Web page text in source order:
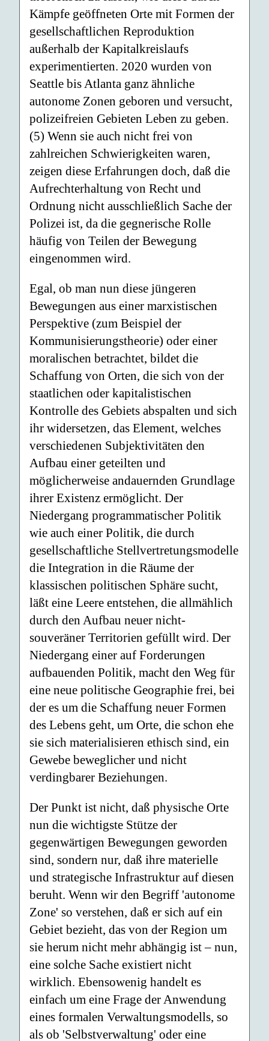
Kämpfe geöffneten Orte mit Formen der
gesellschaftlichen Reproduktion
außerhalb der Kapitalkreislaufs
experimentierten. 2020 wurden von
Seattle bis Atlanta ganz ähnliche
autonome Zonen geboren und versucht,
polizeifreien Gebieten Leben zu geben.
(5) Wenn sie auch nicht frei von
zahlreichen Schwierigkeiten waren,
zeigen diese Erfahrungen doch, daß die
Aufrechterhaltung von Recht und
Ordnung nicht ausschließlich Sache der
Polizei ist, da die gegnerische Rolle
häufig von Teilen der Bewegung
eingenommen wird.
Egal, ob man nun diese jüngeren
Bewegungen aus einer marxistischen
Perspektive (zum Beispiel der
Kommunisierungstheorie) oder einer
moralischen betrachtet, bildet die
Schaffung von Orten, die sich von der
staatlichen oder kapitalistischen
Kontrolle des Gebiets abspalten und sich
ihr widersetzen, das Element, welches
verschiedenen Subjektivitäten den
Aufbau einer geteilten und
möglicherweise andauernden Grundlage
ihrer Existenz ermöglicht. Der
Niedergang programmatischer Politik
wie auch einer Politik, die durch
gesellschaftliche Stellvertretungsmodelle
die Integration in die Räume der
klassischen politischen Sphäre sucht,
läßt eine Leere entstehen, die allmählich
durch den Aufbau neuer nicht-
souveräner Territorien gefüllt wird. Der
Niedergang einer auf Forderungen
aufbauenden Politik, macht den Weg für
eine neue politische Geographie frei, bei
der es um die Schaffung neuer Formen
des Lebens geht, um Orte, die schon ehe
sie sich materialisieren ethisch sind, ein
Gewebe beweglicher und nicht
verdingbarer Beziehungen.
Der Punkt ist nicht, daß physische Orte
nun die wichtigste Stütze der
gegenwärtigen Bewegungen geworden
sind, sondern nur, daß ihre materielle
und strategische Infrastruktur auf diesen
beruht. Wenn wir den Begriff 'autonome
Zone' so verstehen, daß er sich auf ein
Gebiet bezieht, das von der Region um
sie herum nicht mehr abhängig ist – nun,
eine solche Sache existiert nicht
wirklich. Ebensowenig handelt es
einfach um eine Frage der Anwendung
eines formalen Verwaltungsmodells, so
als ob 'Selbstverwaltung' oder eine